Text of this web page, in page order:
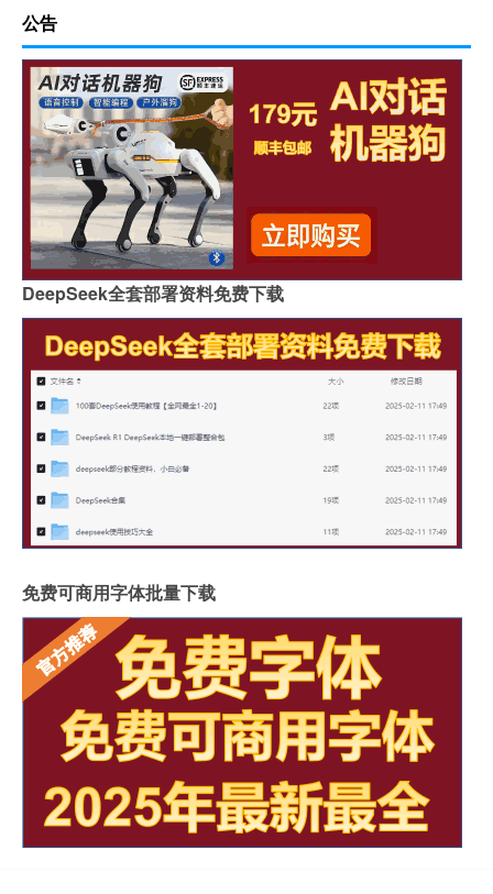
公告
DeepSeek全套部署资料免费下载
免费可商用字体批量下载